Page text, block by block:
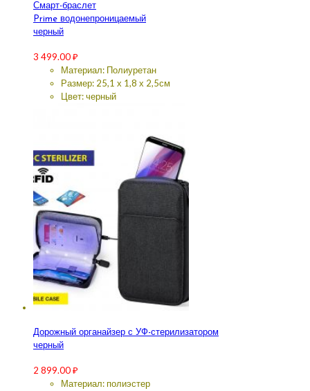
Смарт-браслет
Prime водонепроницаемый
черный
3 499.00₽
Материал: Полиуретан
Размер: 25,1 х 1,8 х 2,5см
Цвет: черный
Дорожный органайзер с УФ-стерилизатором
черный
2 899.00₽
Материал: полиэстер